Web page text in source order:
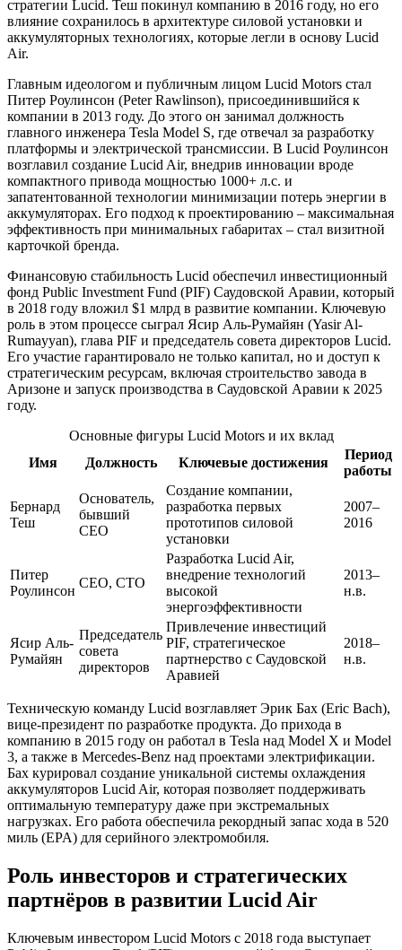
стратегии Lucid. Теш покинул компанию в 2016 году, но его
влияние сохранилось в архитектуре силовой установки и
аккумуляторных технологиях, которые легли в основу Lucid
Air.
Главным идеологом и публичным лицом Lucid Motors стал
Питер Роулинсон (Peter Rawlinson), присоединившийся к
компании в 2013 году. До этого он занимал должность
главного инженера Tesla Model S, где отвечал за разработку
платформы и электрической трансмиссии. В Lucid Роулинсон
возглавил создание Lucid Air, внедрив инновации вроде
компактного привода мощностью 1000+ л.с. и
запатентованной технологии минимизации потерь энергии в
аккумуляторах. Его подход к проектированию – максимальная
эффективность при минимальных габаритах – стал визитной
карточкой бренда.
Финансовую стабильность Lucid обеспечил инвестиционный
фонд Public Investment Fund (PIF) Саудовской Аравии, который
в 2018 году вложил $1 млрд в развитие компании. Ключевую
роль в этом процессе сыграл Ясир Аль-Румайян (Yasir Al-
Rumayyan), глава PIF и председатель совета директоров Lucid.
Его участие гарантировало не только капитал, но и доступ к
стратегическим ресурсам, включая строительство завода в
Аризоне и запуск производства в Саудовской Аравии к 2025
году.
Основные фигуры Lucid Motors и их вклад
Имя
Должность Ключевые достижения
Период
работы
Бернард
Теш
Основатель,
бывший
CEO
Создание компании,
разработка первых
прототипов силовой
установки
2007–
2016
Питер
Роулинсон
CEO, CTO
Разработка Lucid Air,
внедрение технологий
высокой
энергоэффективности
2013–
н.в.
Ясир Аль-
Румайян
Председатель
совета
директоров
Привлечение инвестиций
PIF, стратегическое
партнерство с Саудовской
Аравией
2018–
н.в.
Техническую команду Lucid возглавляет Эрик Бах (Eric Bach),
вице-президент по разработке продукта. До прихода в
компанию в 2015 году он работал в Tesla над Model X и Model
3, а также в Mercedes-Benz над проектами электрификации.
Бах курировал создание уникальной системы охлаждения
аккумуляторов Lucid Air, которая позволяет поддерживать
оптимальную температуру даже при экстремальных
нагрузках. Его работа обеспечила рекордный запас хода в 520
миль (EPA) для серийного электромобиля.
Роль инвесторов и стратегических
партнёров в развитии Lucid Air
Ключевым инвестором Lucid Motors с 2018 года выступает